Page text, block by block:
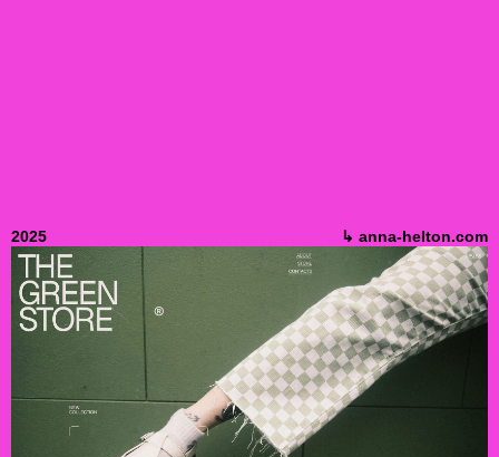
2025 ↳ anna-helton.com